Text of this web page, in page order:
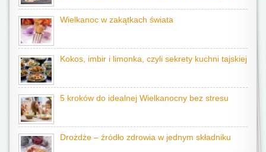
Wielkanoc w zakątkach świata
Kokos, imbir i limonka, czyli sekrety kuchni tajskiej
5 kroków do idealnej Wielkanocny bez stresu
Drożdże – źródło zdrowia w jednym składniku